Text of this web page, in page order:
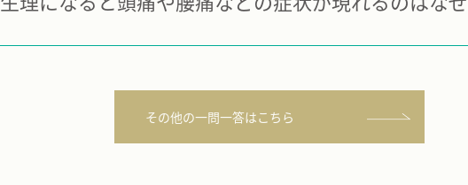
その他の一問一答はこちら